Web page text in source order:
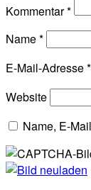
Kommentar*
Name*
E-Mail-Adresse*
Website
Name, E-